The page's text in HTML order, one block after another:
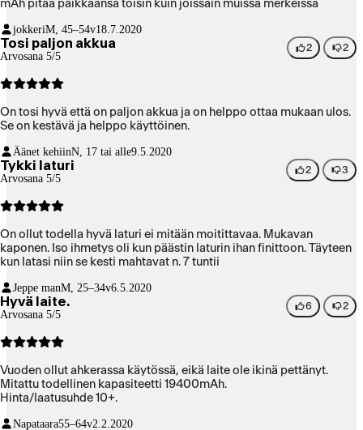
mAh pitää paikkaansa toisin kuin joissain muissa merkeissä
jokkeriM, 45–54v18.7.2020
Tosi paljon akkua
Arvosana 5/5
2 2
On tosi hyvä että on paljon akkua ja on helppo ottaa mukaan ulos.
Se on kestävä ja helppo käyttöinen.
Äänet kehiinN, 17 tai alle9.5.2020
Tykki laturi
Arvosana 5/5
2 3
On ollut todella hyvä laturi ei mitään moitittavaa. Mukavan
kaponen. Iso ihmetys oli kun päästin laturin ihan finittoon. Täyteen
kun latasi niin se kesti mahtavat n. 7 tuntii
Jeppe manM, 25–34v6.5.2020
Hyvä laite.
Arvosana 5/5
6 2
Vuoden ollut ahkerassa käytössä, eikä laite ole ikinä pettänyt.
Mitattu todellinen kapasiteetti 19400mAh.
Hinta/laatusuhde 10+.
Napataara55–64v2.2.2020